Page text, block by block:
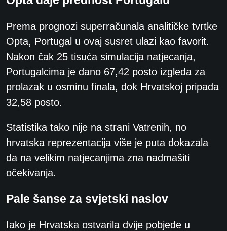
Prema prognozi superračunala analitičke tvrtke
Opta, Portugal u ovaj susret ulazi kao favorit.
Nakon čak 25 tisuća simulacija natjecanja,
Portugalcima je dano 67,42 posto izgleda za
prolazak u osminu finala, dok Hrvatskoj pripada
32,58 posto.
Statistika tako nije na strani Vatrenih, no
hrvatska reprezentacija više je puta dokazala
da na velikim natjecanjima zna nadmašiti
očekivanja.
Pale šanse za svjetski naslov
Iako je Hrvatska ostvarila dvije pobjede u